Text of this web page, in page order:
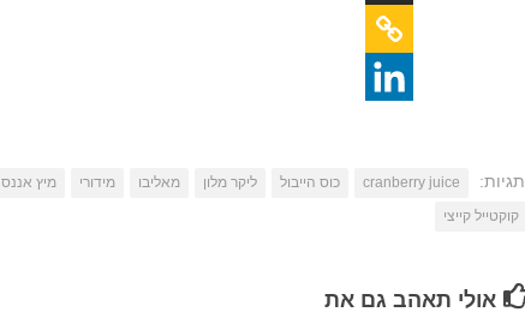
תגיות: cranberry juice כוס הייבול ליקר מלון מאליבו מידורי מיץ אננס
קוקטייל קייצי
אולי תאהב גם את